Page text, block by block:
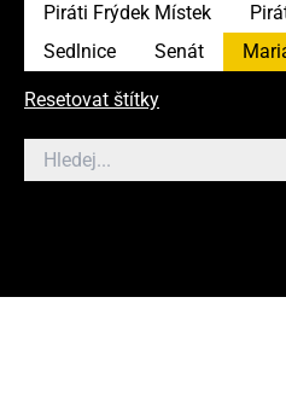
Piráti Frýdek Místek
Sedlnice
Senát
Resetovat štítky